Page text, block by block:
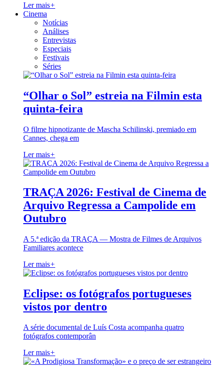
Ler mais+
Cinema
Notícias
Análises
Entrevistas
Especiais
Festivais
Séries
“Olhar o Sol” estreia na Filmin esta
quinta-feira
O filme hipnotizante de Mascha Schilinski, premiado em
Cannes, chega em
Ler mais+
TRAÇA 2026: Festival de Cinema de
Arquivo Regressa a Campolide em
Outubro
A 5.ª edição da TRAÇA — Mostra de Filmes de Arquivos
Familiares acontece
Ler mais+
Eclipse: os fotógrafos portugueses
vistos por dentro
A série documental de Luís Costa acompanha quatro
fotógrafos contemporân
Ler mais+